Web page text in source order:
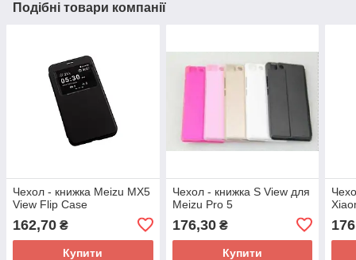
Подібні товари компанії
Чехол - книжка Meizu MX5
View Flip Case
162,70 ₴
Купити
Чехол - книжка S View для
Meizu Pro 5
176,30₴
Купити